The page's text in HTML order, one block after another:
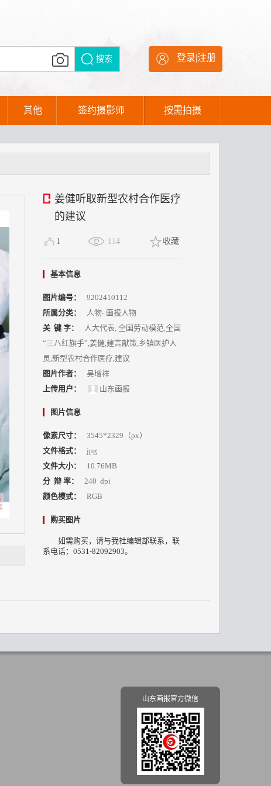
搜索 登录|注册
其他 签约摄影师 按需拍摄
姜健听取新型农村合作医疗
的建议
1 114 收藏
基本信息
图片编号：
9202410112
所属分类：
人物- 画报人物
关 键 字：
人大代表, 全国劳动模范,全国
“三八红旗手”,姜健,建言献策,乡镇医护人
员,新型农村合作医疗,建议
图片作者：
吴增祥
上传用户：
山东画报
图片信息
像素尺寸：
3545*2329（px）
文件格式：
jpg
文件大小：
10.76MB
分 辩 率：
240 dpi
颜色模式：
RGB
购买图片
如需购买，请与我社编辑部联系，联
系电话：0531-82092903。
山东画报官方微信